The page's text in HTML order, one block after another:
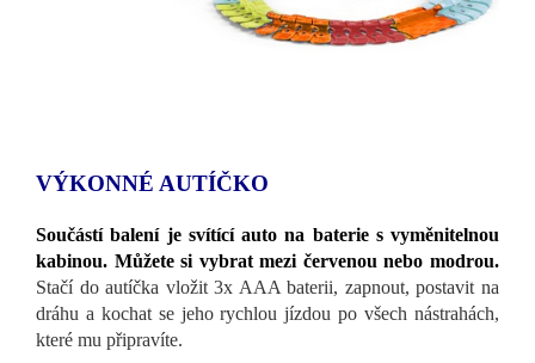
VÝKONNÉ AUTÍČKO
Součástí balení je svítící auto na baterie s vyměnitelnou
kabinou. Můžete si vybrat mezi červenou nebo modrou.
Stačí do autíčka vložit 3x AAA baterii, zapnout, postavit na
dráhu a kochat se jeho rychlou jízdou po všech nástrahách,
které mu připravíte.